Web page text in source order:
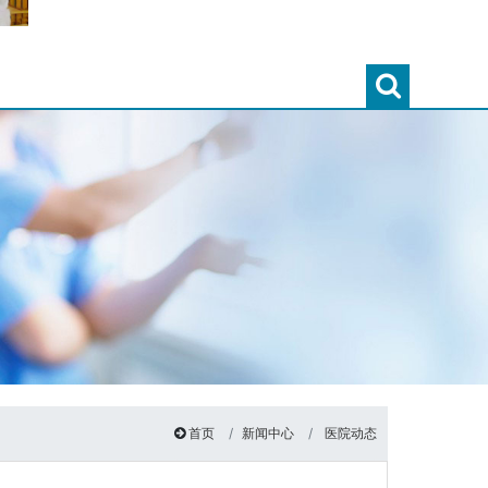
首页 新闻中心 医院动态